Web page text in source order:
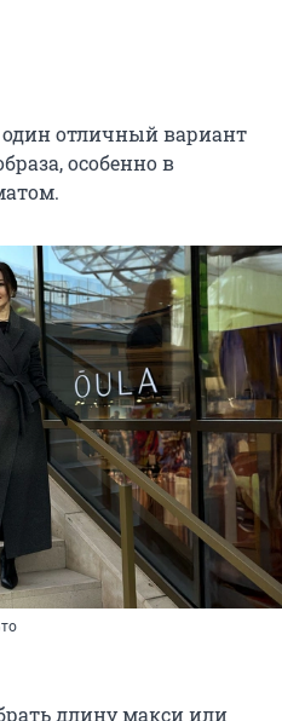
отличный вариант
особенно в
длину макси или